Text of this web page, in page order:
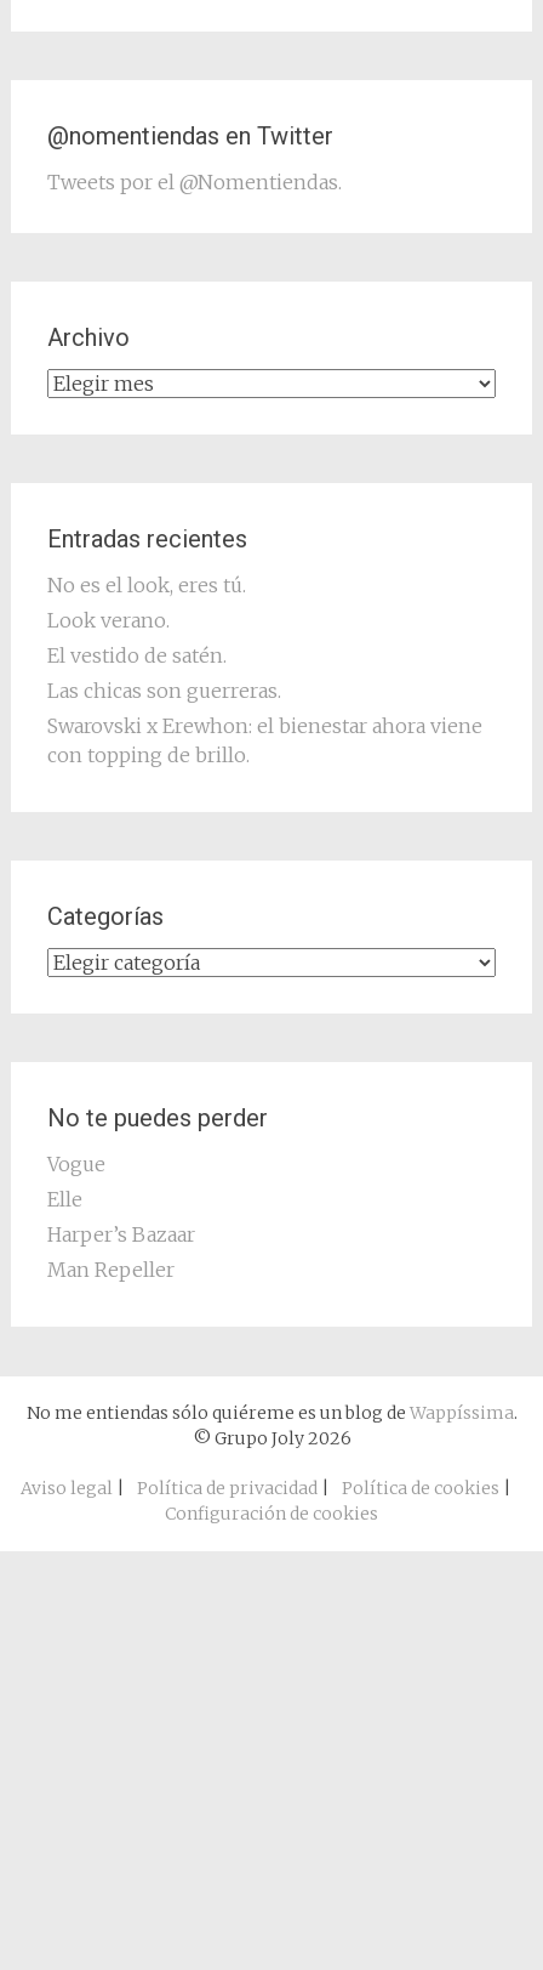
@nomentiendas en Twitter
Tweets por el @Nomentiendas.
Archivo
Archivo
Entradas recientes
No es el look, eres tú.
Look verano.
El vestido de satén.
Las chicas son guerreras.
Swarovski x Erewhon: el bienestar ahora viene
con topping de brillo.
Categorías
Categorías
No te puedes perder
Vogue
Elle
Harper’s Bazaar
Man Repeller
No me entiendas sólo quiéreme es un blog de Wappíssima.
© Grupo Joly 2026
Aviso legal| Política de privacidad| Política de cookies
Configuración de cookies